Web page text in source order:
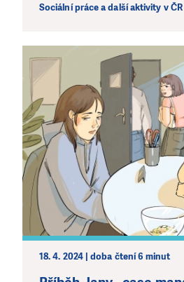
Sociální práce a další aktivity v ČR
18. 4. 2024 | doba čtení 6 minut